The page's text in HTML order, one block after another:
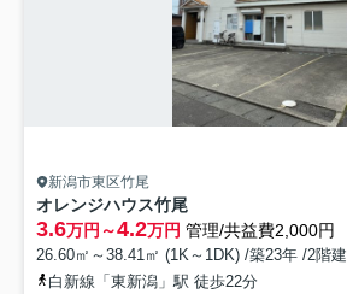
新潟市東区竹尾
オレンジハウス竹尾
3.6万円～4.2万円 管理/共益費2,000円
26.60㎡～38.41㎡ (1K～1DK) /築23年 /2階建
白新線「東新潟」駅 徒歩22分